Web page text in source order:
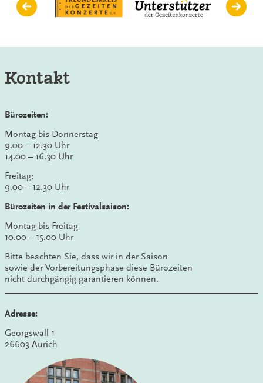
Kontakt
Bürozeiten:
Montag bis Donnerstag
9.00 – 12.30 Uhr
14.00 – 16.30 Uhr
Freitag:
9.00 – 12.30 Uhr
Bürozeiten in der Festivalsaison:
Montag bis Freitag
10.00 – 15.00 Uhr
Bitte beachten Sie, dass wir in der Saison
sowie der Vorbereitungsphase diese Bürozeiten
nicht durchgängig garantieren können.
Adresse:
Georgswall 1
26603 Aurich